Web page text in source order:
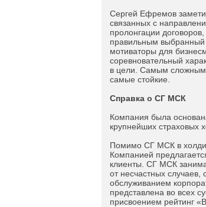
Сергей Ефремов
связанных с
пролонгации
правильным выбранный
мотиваторы для
соревновательный
в цели. Самым сложным
самые стойкие.
Справка о СГ МСК
Компания была
крупнейших страховых
Помимо СГ МСК в
Компанией
клиенты. СГ МСК
от несчастных случаев,
обслуживанием
представлена во всех
присвоением рейтинг